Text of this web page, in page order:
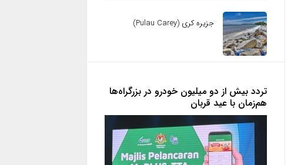
جزیره کری (Pulau Carey)
تردد بیش از دو میلیون خودرو در بزرگراه‌ها
هم‌زمان با عید قربان